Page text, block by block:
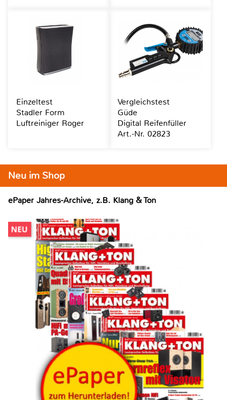
Neu im Shop
ePaper Jahres-Archive, z.B. Klang & Ton
Einzeltest
Stadler Form
Luftreiniger Roger
Vergleichstest
Güde
Digital Reifenfüller
Art.-Nr. 02823